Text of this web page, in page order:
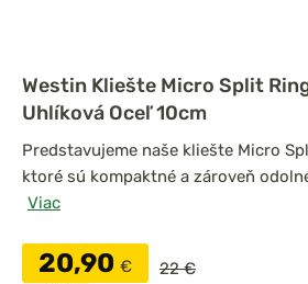
Westin Kliešte Micro Split
Uhlíková Oceľ 10cm
Predstavujeme naše kliešte Micro
ktoré sú kompaktné a zároveň
Viac
20,90 €
22 €